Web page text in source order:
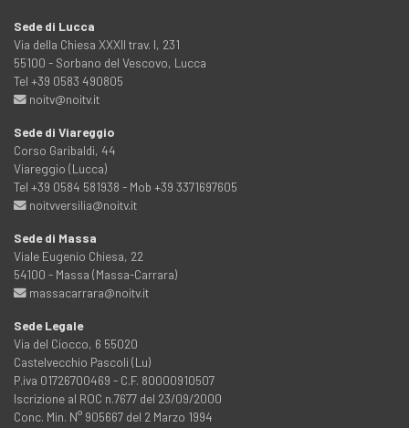
Sede di Lucca
Via della Chiesa XXXII trav. I, 231
55100 - Sorbano del Vescovo, Lucca
Tel +39 0583 490805
noitv@noitv.it
Sede di Viareggio
Corso Garibaldi, 44
Viareggio (Lucca)
Tel +39 0584 581938 - Mob +39 3371697605
noitvversilia@noitv.it
Sede di Massa
Viale Eugenio Chiesa, 22
54100 - Massa (Massa-Carrara)
massacarrara@noitv.it
Sede Legale
Via del Ciocco, 6 55020
Castelvecchio Pascoli (Lu)
P.iva 01726700469 - C.F. 80000910507
Iscrizione al ROC n.7677 del 23/09/2000
Conc. Min. N° 905667 del 2 Marzo 1994